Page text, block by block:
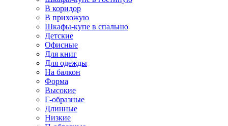
В коридор
В прихожую
Шкафы-купе в спальню
Детские
Офисные
Для книг
Для одежды
На балкон
Форма
Высокие
Г-образные
Длинные
Низкие